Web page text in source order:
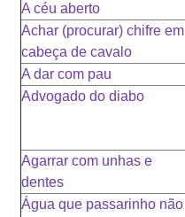
A céu aberto
Achar (procurar) chifre em
cabeça de cavalo
A dar com pau
Advogado do diabo
Agarrar com unhas e
dentes
Água que passarinho não